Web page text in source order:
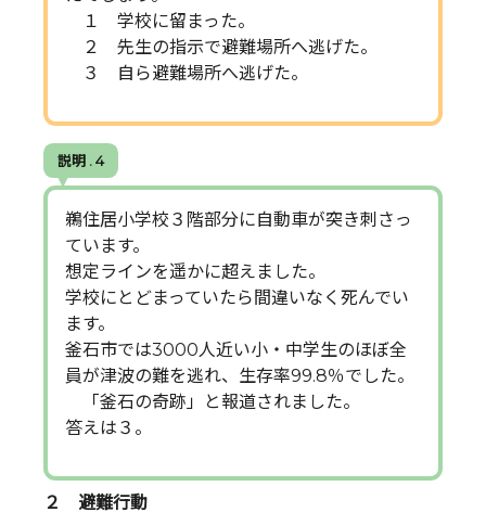
１ 学校に留まった。
２ 先生の指示で避難場所へ逃げた。
３ 自ら避難場所へ逃げた。
説明 . 4
鵜住居小学校３階部分に自動車が突き刺さっ
ています。
想定ラインを遥かに超えました。
学校にとどまっていたら間違いなく死んでい
ます。
釜石市では3000人近い小・中学生のほぼ全
員が津波の難を逃れ、生存率99.8％でした。
「釜石の奇跡」と報道されました。
答えは３。
２ 避難行動